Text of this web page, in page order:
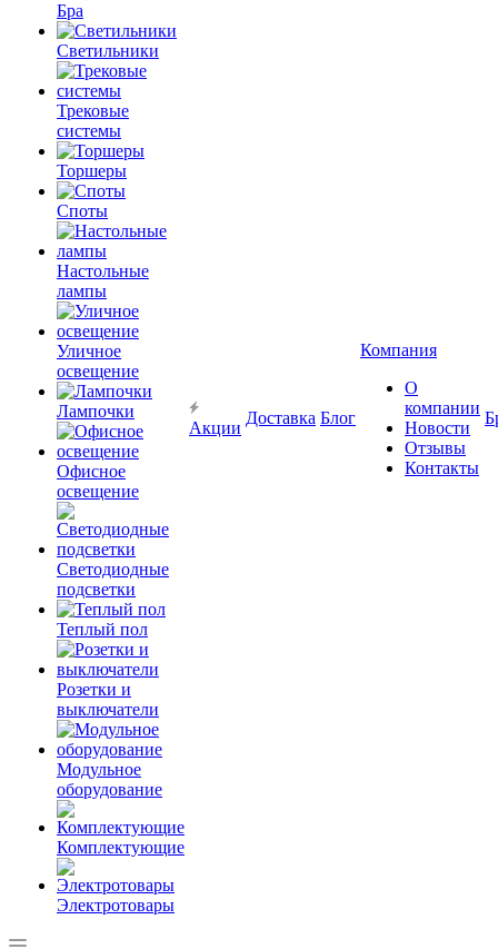
Бра
Светильники
Трековые
системы
Торшеры
Споты
Настольные
лампы
Уличное
освещение
Лампочки
Офисное
освещение
Светодиодные
подсветки
Теплый пол
Розетки и
выключатели
Модульное
оборудование
Комплектующие
Электротовары
Акции
Доставка Блог
Компания
О
компании
Новости
Отзывы
Контакты